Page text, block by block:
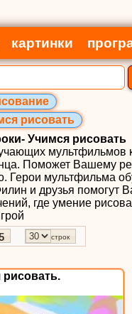
картинки
рисовать
Учимся рисовать
мультфильмов
Поможет Вашему
Герои мультфильма
и друзья помогут
где умение
строк